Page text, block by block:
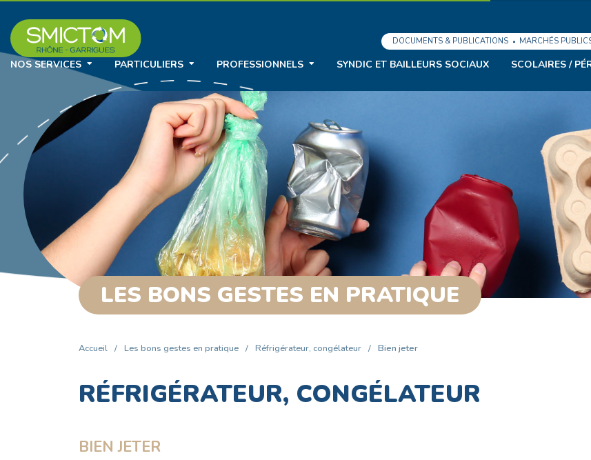
DOCUMENTS & PUBLICATIONS MARCHÉS
NOS SERVICES PARTICULIERS PROFESSIONNELS SYNDIC ET BAILLEURS SOCIAUX SCOLAIRES /
LES BONS GESTES EN PRATIQUE
Accueil / Les bons gestes en pratique / Réfrigérateur, congélateur / Bien jeter
RÉFRIGÉRATEUR, CONGÉLATEUR
BIEN JETER